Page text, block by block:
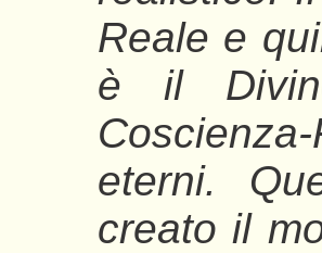
Reale e
è il
eterni.
creato il